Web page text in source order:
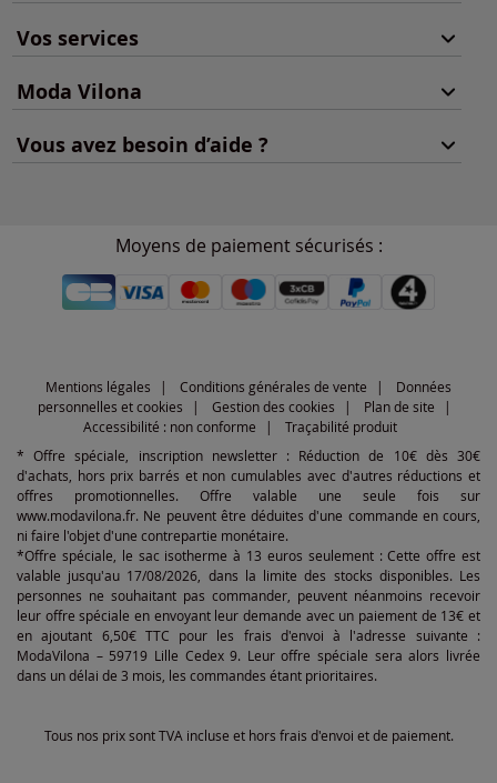
Vos services
Moda Vilona
Vous avez besoin d’aide ?
Moyens de paiement sécurisés :
Mentions légales Conditions générales de vente
Données
personnelles et cookies
Gestion des cookies
Plan de site
Accessibilité : non conforme
Traçabilité produit
* Offre spéciale, inscription newsletter : Réduction de 10€ dès 30€
d'achats, hors prix barrés et non cumulables avec d'autres réductions et
offres promotionnelles. Offre valable une seule fois sur
www.modavilona.fr. Ne peuvent être déduites d'une commande en cours,
ni faire l'objet d'une contrepartie monétaire.
*Offre spéciale, le sac isotherme à 13 euros seulement : Cette offre est
valable jusqu'au 17/08/2026, dans la limite des stocks disponibles. Les
personnes ne souhaitant pas commander, peuvent néanmoins recevoir
leur offre spéciale en envoyant leur demande avec un paiement de 13€ et
en ajoutant 6,50€ TTC pour les frais d'envoi à l'adresse suivante :
ModaVilona – 59719 Lille Cedex 9. Leur offre spéciale sera alors livrée
dans un délai de 3 mois, les commandes étant prioritaires.
Tous nos prix sont TVA incluse et hors frais d'envoi et de paiement.